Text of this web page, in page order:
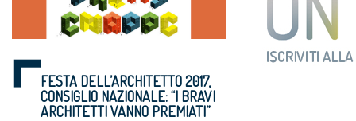
FESTA DELL’ARCHITETTO 2017,
CONSIGLIO NAZIONALE: “I BRAVI
ARCHITETTI VANNO PREMIATI”